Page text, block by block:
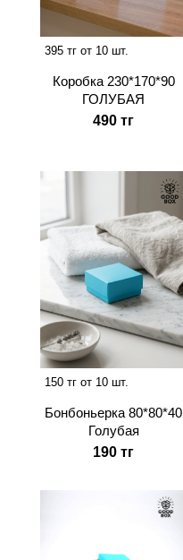
395 тг от 10 шт.
Коробка 230*170*90
ГОЛУБАЯ
490 тг
150 тг от 10 шт.
Бонбоньерка 80*80*40
Голубая
190 тг